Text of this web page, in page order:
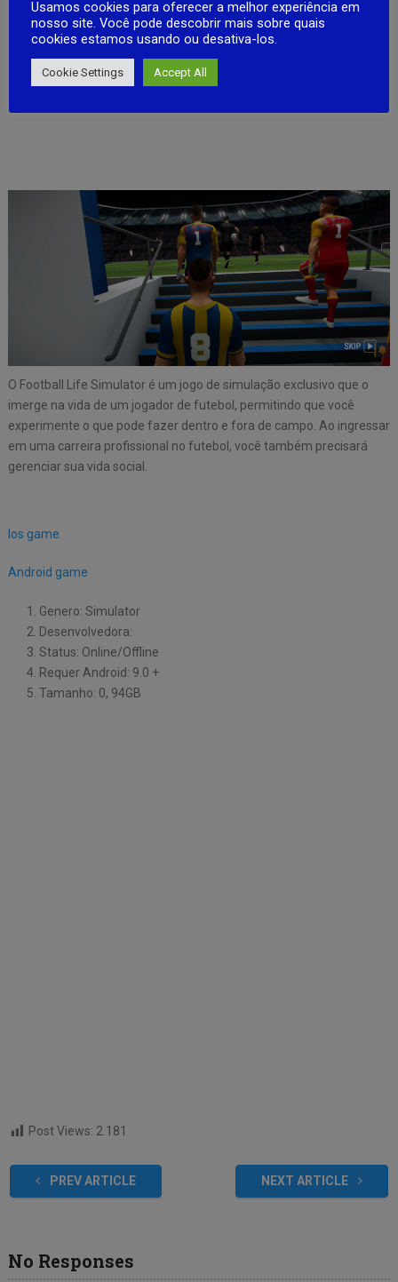
O Football Life Simulator é um jogo de simulação exclusivo que o
imerge na vida de um jogador de futebol, permitindo que você
experimente o que pode fazer dentro e fora de campo. Ao ingressar
em uma carreira profissional no futebol, você também precisará
gerenciar sua vida social.
Ios game
Android game
Genero: Simulator
Desenvolvedora:
Status: Online/Offline
Requer Android: 9.0 +
Tamanho: 0, 94GB
Post Views: 2.181
PREV ARTICLE NEXT ARTICLE
No Responses
Usamos cookies para oferecer a melhor experiência em
nosso site. Você pode descobrir mais sobre quais
cookies estamos usando ou desativa-los.
Cookie Settings Accept All